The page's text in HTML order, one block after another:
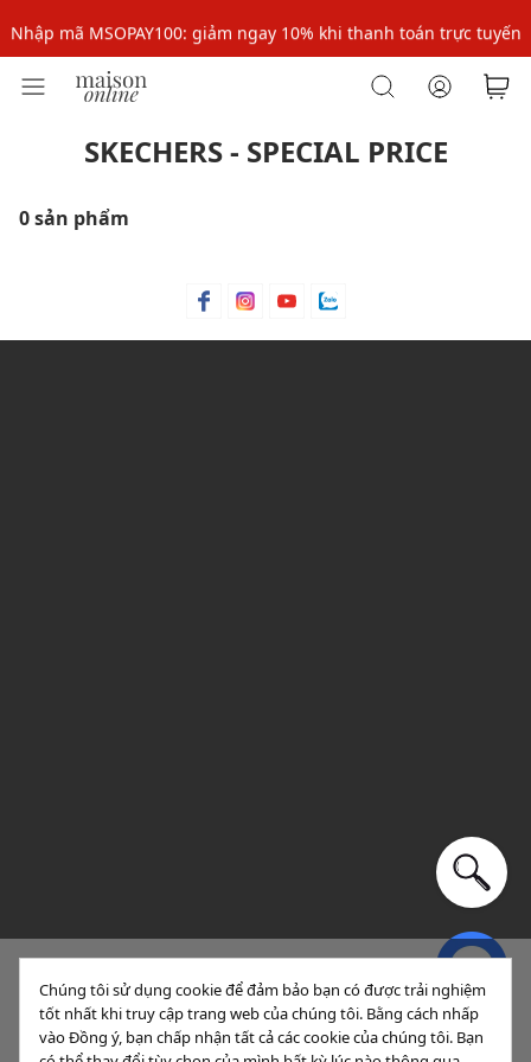
Nhập mã MSOPAY100: giảm ngay 10% khi thanh toán trực tuyến
Nhập mã: MSOXINCHAO - Giảm 10% đơn đầu cho thành viên mới!
Sắp xếp Lọc (1)
SKECHERS - SPECIAL PRICE
0 sản phẩm
Chúng tôi sử dụng cookie để đảm bảo bạn có được trải nghiệm
tốt nhất khi truy cập trang web của chúng tôi. Bằng cách nhấp
vào Đồng ý, bạn chấp nhận tất cả các cookie của chúng tôi. Bạn